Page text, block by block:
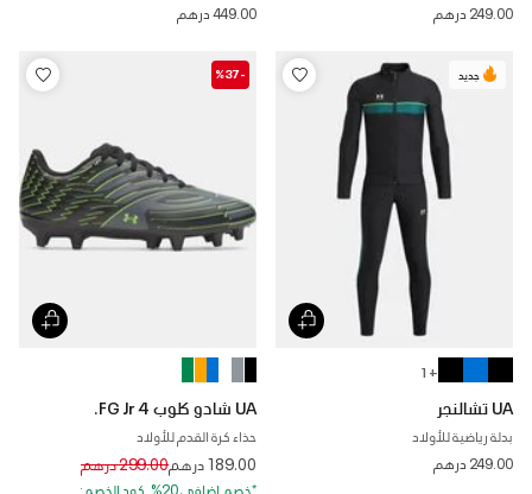
249.00 درهم
449.00 درهم
جديد
+ 1
UA تشالنجر
بدلة رياضية للأولاد
249.00 درهم
-%37
UA شادو كلوب 4 FG Jr.
حذاء كرة القدم للأولاد
189.00 درهم Price reduced from
299.00 درهم to
*خصم إضافي 20%. كود الخصم: